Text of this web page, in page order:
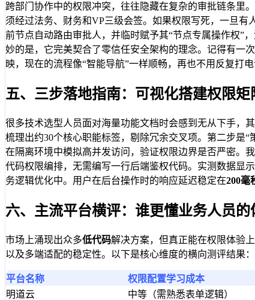
跨部门协作中的权限冲突，往往隐藏在复杂的审批链条里
须经过法务、财务和VP三级会签。如果权限写死，一旦
前节点自动路由审批人，并临时赋予其“节点专属操作权”
妙的是，它完美契合了零信任安全架构的理念。记得有一
映，现在的流程像“智能导航”一样顺畅，再也不用反复打
五、三步落地指南：可视化搭建权限矩
很多技术选型人员面对海量功能文档时会感到无从下手，
梳理出约30个核心职能标签，剔除冗余交叉项。第二步是
在隔离环境中模拟高并发访问，验证权限边界是否严密。
代码权限编排，无需编写一行后端鉴权代码。实测数据显
务逻辑优化中。用户在后台操作时的响应延迟稳定在200毫
六、主流平台横评：谁更懂业务人员的
市场上涌现出众多低代码解决方案，但真正能在权限体验
以及多端适配的稳定性。以下是核心维度的横向测评结果：
平台名称 权限配置学习成本
明道云
中等（需熟悉表单逻辑）